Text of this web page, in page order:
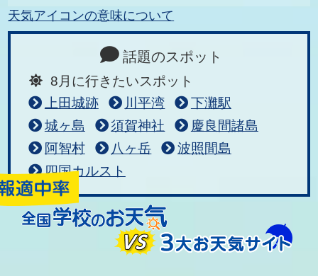
天気アイコンの意味について
話題のスポット
8月に行きたいスポット
上田城跡
川平湾
下灘駅
城ヶ島
須賀神社
慶良間諸島
阿智村
八ヶ岳
波照間島
四国カルスト